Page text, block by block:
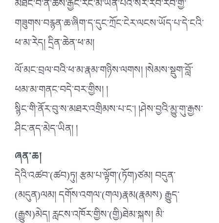
མཐོང་བ་ནི་ཆེས་རྒྱང་རིང་མ་ཡིན་པའི་སར་རབ་རིབ་གྱི་
གཟུགས་བརྙན་ཆ་ཞིག་ད་དུང་ཀྲོང་ངེར་ལངས་ཡོད་པ་དེ་ངའི་
ཕ་མ་རེད། དྲིན་ཆེན་ཕ་མ།
ལོ་མང་བྲལ་བའི་ཕ་མ་རྣམ་གཉིས་ལགས། །སེམས་སྡུག་བློ་
ཕམ་མ་གནང་བདེ་བར་གྱིས། །
སྙིང་གི་ནོར་བུ་ས་མཐར་འགྲིམས་པ་ང༌། །ཤེས་བྱའི་མྱུ་གུ་རྒྱས་
ཤིང་ནད་མེད་ཡིན། །
ཞན་ཆ།
དེའི་འཚབ་(ཚབ)ཏུ། རྩམ་པ་ལྟོག་(ཏོག)ཙམ། བདུན་
(མདུན)ལམ། དགོས་འགལ་(གལ)རྣམ(རྣམས) རྒྱུད་
(རྒྱུས)མེད། རླངས་འཁོར་གྱིས་(གྱི)ཐེམ་སྐས། མི་